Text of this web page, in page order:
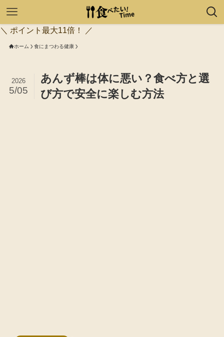
＼ ポイント最大11倍！ ／
ホーム 食にまつわる健康
あんず棒は体に悪い？食べ方と選
び方で安全に楽しむ方法
2026
5/05